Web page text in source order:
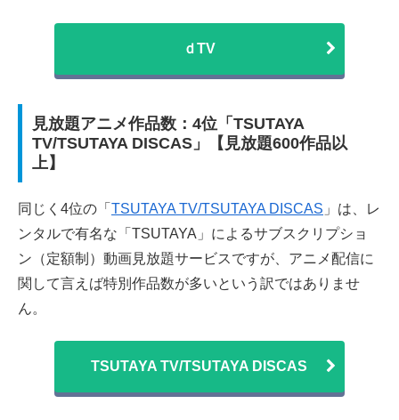
ｄTV
見放題アニメ作品数：4位「TSUTAYA
TV/TSUTAYA DISCAS」【見放題600作品以
上】
同じく4位の「 TSUTAYA TV/TSUTAYA DISCAS 」は、レ
ンタルで有名な「TSUTAYA」によるサブスクリプショ
ン（定額制）動画見放題サービスですが、アニメ配信に
関して言えば特別作品数が多いという訳ではありませ
ん。
TSUTAYA TV/TSUTAYA DISCAS